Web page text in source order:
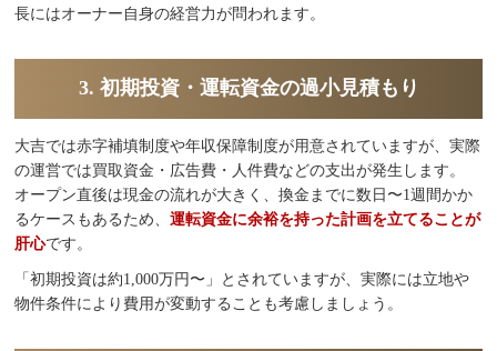
長にはオーナー自身の経営力が問われます。
3. 初期投資・運転資金の過小見積もり
大吉では赤字補填制度や年収保障制度が用意されていますが、実際
の運営では買取資金・広告費・人件費などの支出が発生します。
オープン直後は現金の流れが大きく、換金までに数日〜1週間かか
るケースもあるため、運転資金に余裕を持った計画を立てることが
肝心です。
「初期投資は約1,000万円〜」とされていますが、実際には立地や
物件条件により費用が変動することも考慮しましょう。